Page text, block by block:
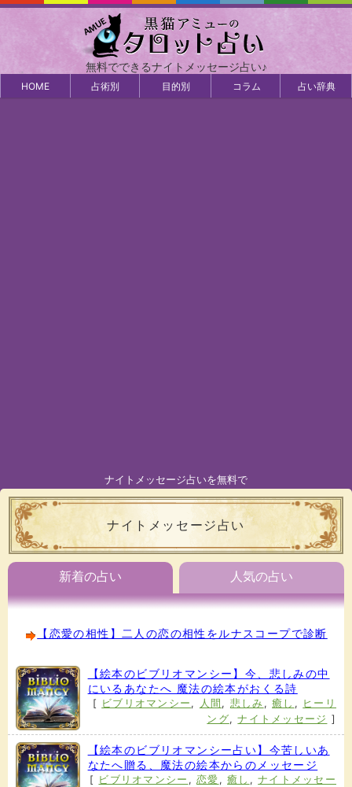
無料でできるナイトメッセージ占い♪
HOME 占術別 目的別 コラム 占い辞典
ナイトメッセージ占いを無料で
ナイトメッセージ占い
新着の占い 人気の占い
【恋愛の相性】二人の恋の相性をルナスコープで診断
【絵本のビブリオマンシー】今、悲しみの中
にいるあなたへ 魔法の絵本がおくる詩
[ ビブリオマンシー , 人間 , 悲しみ ,癒し , ヒーリ
ング,ナイトメッセージ ]
【絵本のビブリオマンシー占い】今苦しいあ
なたへ贈る、魔法の絵本からのメッセージ
[ ビブリオマンシー ,恋愛 ,癒し ,ナイトメッセー